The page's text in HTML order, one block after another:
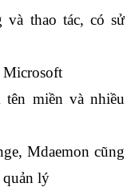
và thao tác, có sử
Microsoft
miền và nhiều
Mdaemon cũng
quản lý